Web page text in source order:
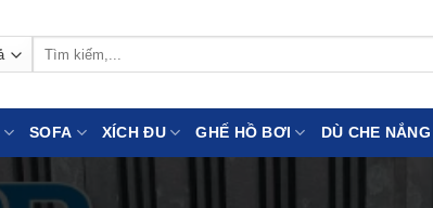
SOFA XÍCH ĐU GHẾ HỒ BƠI DÙ CHE NẮNG